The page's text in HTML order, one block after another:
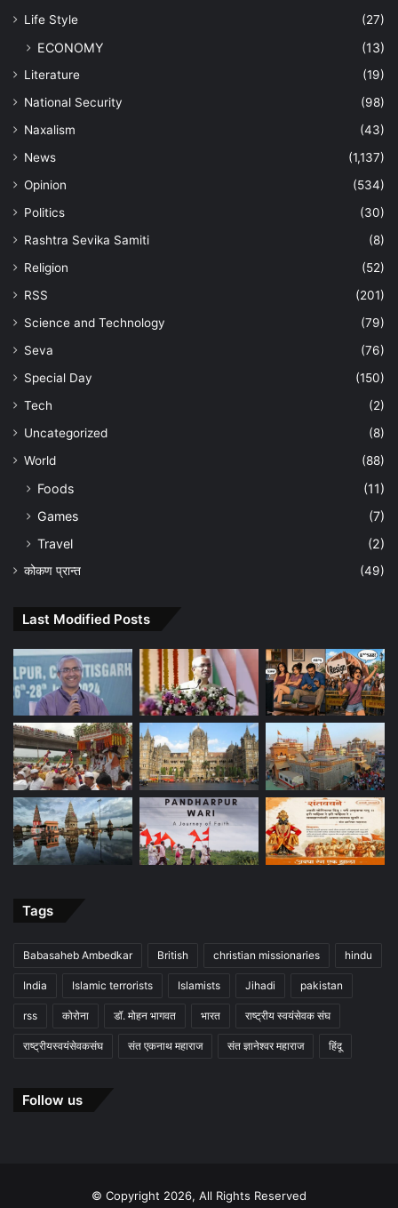
Life Style
(27)
ECONOMY (13)
Literature
(19)
National Security
(98)
Naxalism
(43)
News
(1,137)
Opinion
(534)
Politics
(30)
Rashtra Sevika Samiti
(8)
Religion
(52)
RSS
(201)
Science and Technology
(79)
Seva
(76)
Special Day
(150)
Tech
(2)
Uncategorized
(8)
World
(88)
Foods
(11)
Games
(7)
Travel
(2)
कोकण प्रान्त (49)
Last Modified Posts
Tags
Babasaheb Ambedkar British christian missionaries hindu
India Islamic terrorists Islamists Jihadi pakistan
rss कोरोना डॉ. मोहन भागवत भारत राष्ट्रीय स्वयंसेवक संघ
राष्ट्रीयस्वयंसेवकसंघ संत एकनाथ महाराज संत ज्ञानेश्वर महाराज हिंदू
Follow us
© Copyright 2026, All Rights Reserved